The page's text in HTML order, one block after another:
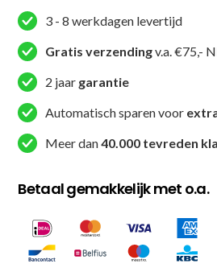
broekje
-
Ryu
del
Mar
-
aantal
3 - 8 werkdagen levertijd
Gratis verzendingv.a. €75,-
2 jaar garantie
Automatisch sparen voor
Meer dan40.000 tevreden
Betaal gemakkelijk met o.a.